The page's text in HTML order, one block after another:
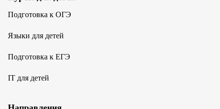
Подготовка к ОГЭ
Языки для детей
Подготовка к ЕГЭ
IT для детей